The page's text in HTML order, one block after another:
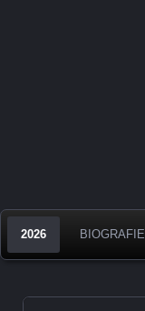
2026 BIOGRAFIE